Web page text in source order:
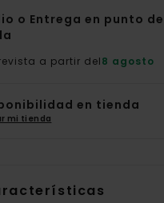
o Entrega en punto de
a partir del8 agosto
en tienda
mi tienda